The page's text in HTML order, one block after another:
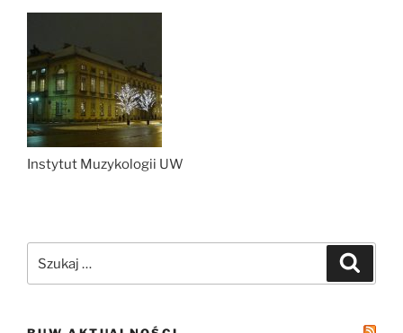
Instytut Muzykologii UW